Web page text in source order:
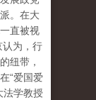
。在大
直被视
认为，行
纽带，
“爱国爱
法学教授